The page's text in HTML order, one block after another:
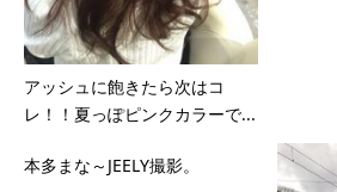
アッシュに飽きたら次はコ
レ！！夏っぽピンクカラーで...
本多まな～JEELY撮影。